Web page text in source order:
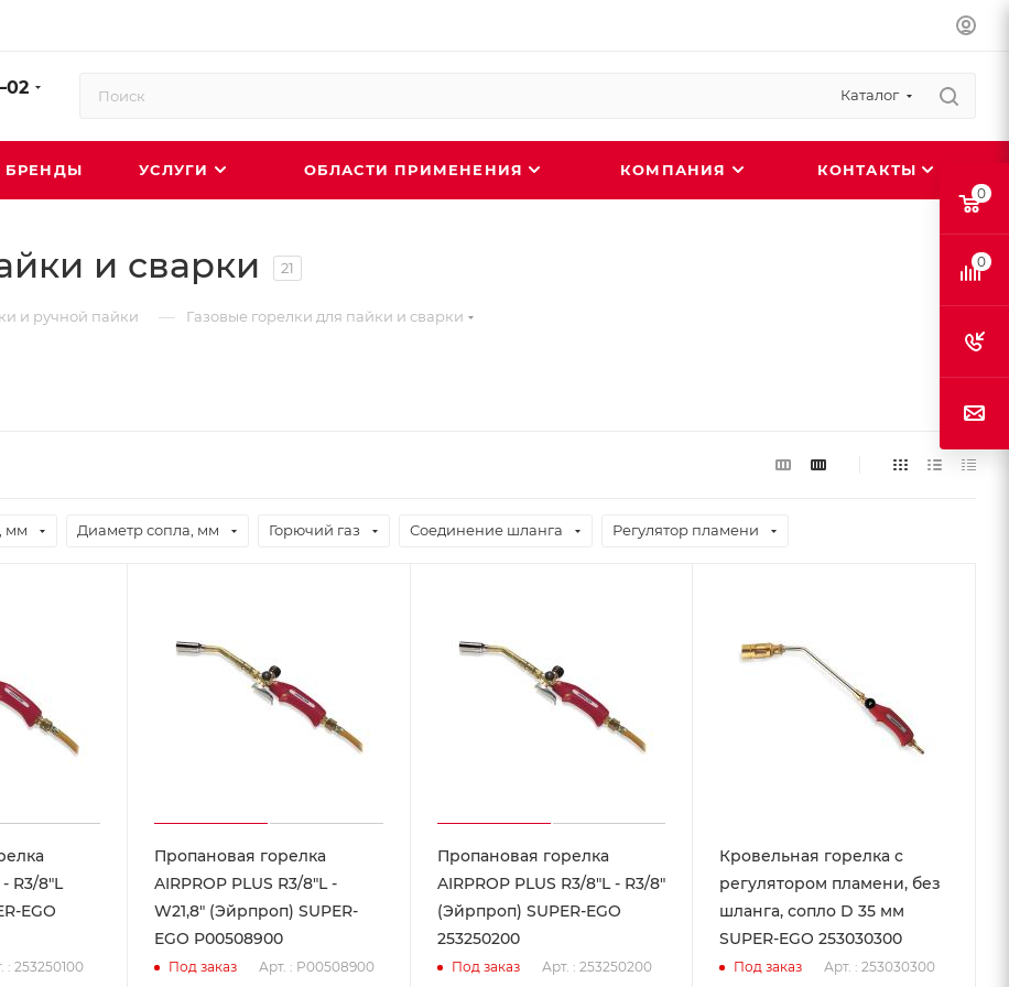
Каталог
БРЕНДЫ УСЛУГИ ОБЛАСТИ ПРИМЕНЕНИЯ КОМПАНИЯ КОНТАКТЫ
и сварки 21
и ручной пайки — Газовые горелки для пайки и сварки
мм Диаметр сопла, мм Горючий газ Соединение шланга Регулятор пламени
R3/8"L
EGO
: 253250100
Пропановая горелка
AIRPROP PLUS R3/8"L -
W21,8" (Эйрпроп) SUPER-
EGO P00508900
Под заказ Арт. : P00508900
Пропановая горелка
AIRPROP PLUS R3/8"L - R3/8"
(Эйрпроп) SUPER-EGO
253250200
Под заказ Арт. : 253250200
Кровельная горелка с
регулятором пламени, без
шланга, сопло D 35 мм
SUPER-EGO 253030300
Под заказ Арт. : 253030300
0
0